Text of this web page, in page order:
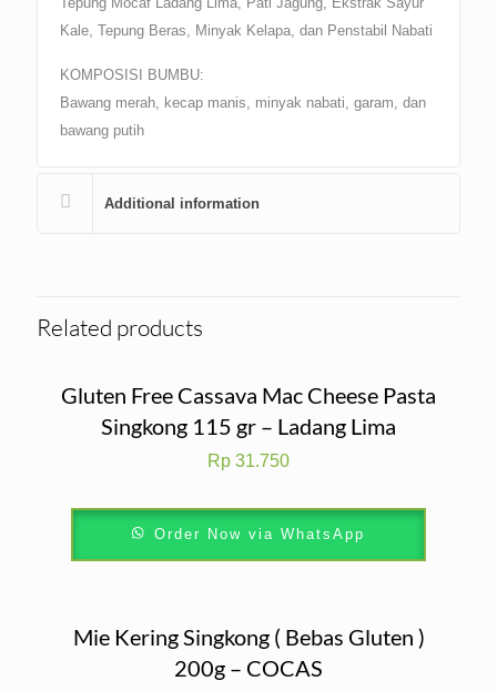
Kale, Tepung Beras, Minyak Kelapa, dan Penstabil Nabati
KOMPOSISI BUMBU:
Bawang merah, kecap manis, minyak nabati, garam, dan
bawang putih
Additional information
Related products
Gluten Free Cassava Mac Cheese Pasta
Singkong 115 gr – Ladang Lima
Rp 31.750
Order Now via WhatsApp
Mie Kering Singkong ( Bebas Gluten )
200g – COCAS